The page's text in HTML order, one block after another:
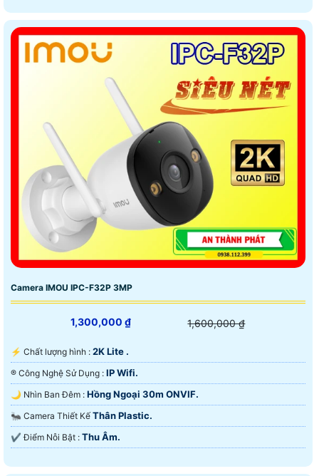
Camera IMOU IPC-F32P 3MP
1,300,000 ₫ 1,600,000 ₫
️⚡ Chất lượng hình : 2K Lite .
®️ Công Nghệ Sử Dụng : IP Wifi.
🌙 Nhìn Ban Đêm : Hồng Ngoại 30m ONVIF.
🐜 Camera Thiết Kế Thân Plastic.
️✔️ Điểm Nỗi Bật : Thu Âm.